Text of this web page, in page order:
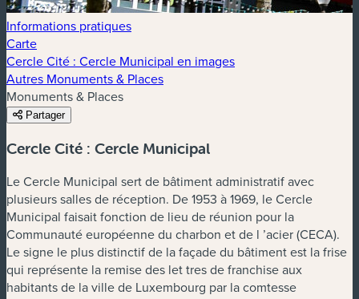
Informations pratiques
Carte
Cercle Cité : Cercle Municipal en images
Autres Monuments & Places
Monuments & Places
Partager
Cercle Cité : Cercle Municipal
Le Cercle Municipal sert de bâtiment administratif avec
plusieurs salles de réception. De 1953 à 1969, le Cercle
Municipal faisait fonction de lieu de réunion pour la
Communauté européenne du charbon et de l ’acier (CECA).
Le signe le plus distinctif de la façade du bâtiment est la frise
qui représente la remise des let tres de franchise aux
habitants de la ville de Luxembourg par la comtesse